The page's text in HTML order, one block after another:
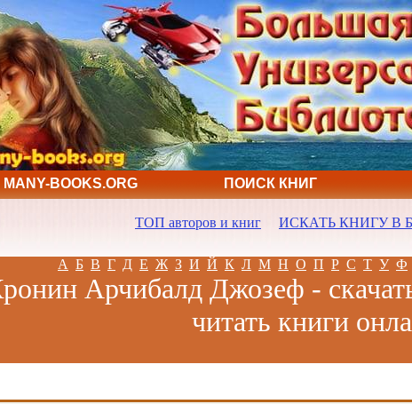
BOOKS.ORG ПОИСК КНИГ
ТОП авторов и книг ИСКАТЬ КНИГУ В
А Б В Г Д Е Ж З И Й К Л М Н О П Р С Т У Ф
Арчибалд Джозеф -
читать книги